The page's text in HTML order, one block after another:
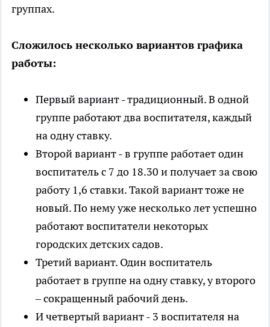
группах.
Сложилось несколько вариантов графика
работы:
Первый вариант - традиционный. В одной
группе работают два воспитателя, каждый
на одну ставку.
Второй вариант - в группе работает один
воспитатель с 7 до 18.30 и получает за свою
работу 1,6 ставки. Такой вариант тоже не
новый. По нему уже несколько лет успешно
работают воспитатели некоторых
городских детских садов.
Третий вариант. Один воспитатель
работает в группе на одну ставку, у второго
– сокращенный рабочий день.
И четвертый вариант - 3 воспитателя на